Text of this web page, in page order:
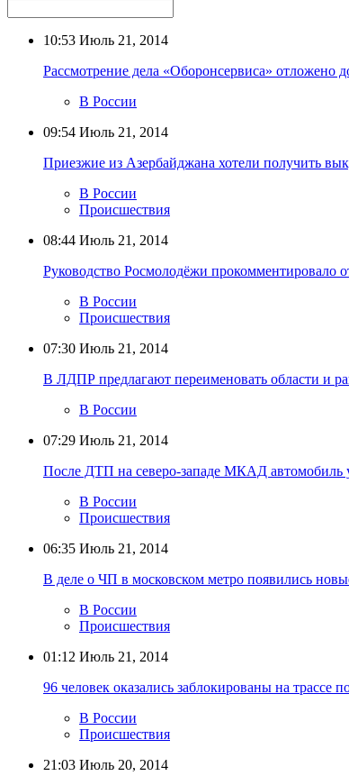
10:53 Июль 21, 2014
Рассмотрение дела «Оборонсервиса» отложено
В России
09:54 Июль 21, 2014
Приезжие из Азербайджана хотели получить
В России
Происшествия
08:44 Июль 21, 2014
Руководство Росмолодёжи прокомментировало
В России
Происшествия
07:30 Июль 21, 2014
В ЛДПР предлагают переименовать области и
В России
07:29 Июль 21, 2014
После ДТП на северо-западе МКАД автомобиль
В России
Происшествия
06:35 Июль 21, 2014
В деле о ЧП в московском метро появились
В России
Происшествия
01:12 Июль 21, 2014
96 человек оказались заблокированы на трассе
В России
Происшествия
21:03 Июль 20, 2014